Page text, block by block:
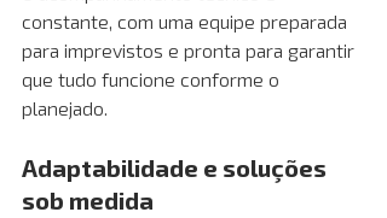
constante, com uma equipe preparada
para imprevistos e pronta para garantir
que tudo funcione conforme o
planejado.
Adaptabilidade e soluções
sob medida